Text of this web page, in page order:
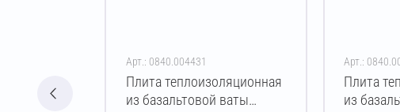
Арт.: 0840.004431
Плита теплоизоляционная
из базальтовой ваты
Арт.:
Плита
из